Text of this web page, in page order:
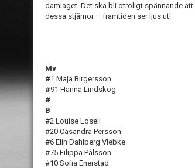
damlaget. Det ska bli otroligt spännande
dessa stjärnor – framtiden ser ljus ut!
Mv
#1 Maja Birgersson
#91 Hanna Lindskog
#
B
#2 Louise Losell
#20 Casandra Persson
#6 Elin Dahlberg Viebke
#75 Filippa Pålsson
#10 Sofia Enerstad